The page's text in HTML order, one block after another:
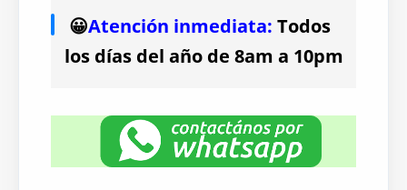
😀Atención inmediata: Todos
los días del año de 8am a 10pm